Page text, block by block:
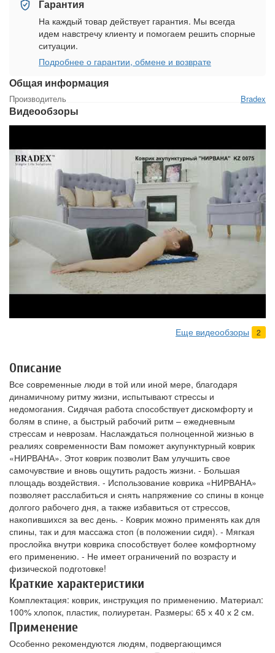
Общая информация
Производитель Bradex
Видеообзоры
Еще видеообзоры 2
Гарантия
На каждый товар действует гарантия. Мы всегда
идем навстречу клиенту и помогаем решить спорные
ситуации.
Подробнее о гарантии, обмене и возврате
Описание
Все современные люди в той или иной мере, благодаря
динамичному ритму жизни, испытывают стрессы и
недомогания. Сидячая работа способствует дискомфорту и
болям в спине, а быстрый рабочий ритм – ежедневным
стрессам и неврозам. Наслаждаться полноценной жизнью в
реалиях современности Вам поможет акупунктурный коврик
«НИРВАНА». Этот коврик позволит Вам улучшить свое
самочувствие и вновь ощутить радость жизни. - Большая
площадь воздействия. - Использование коврика «НИРВАНА»
позволяет расслабиться и снять напряжение со спины в конце
долгого рабочего дня, а также избавиться от стрессов,
накопившихся за вес день. - Коврик можно применять как для
спины, так и для массажа стоп (в положении сидя). - Мягкая
прослойка внутри коврика способствует более комфортному
его применению. - Не имеет ограничений по возрасту и
физической подготовке!
Краткие характеристики
Комплектация: коврик, инструкция по применению. Материал:
100% хлопок, пластик, полиуретан. Размеры: 65 х 40 х 2 см.
Применение
Особенно рекомендуются людям, подвергающимся